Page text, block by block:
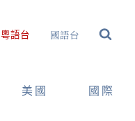
粵語台 國語台
美國 國際